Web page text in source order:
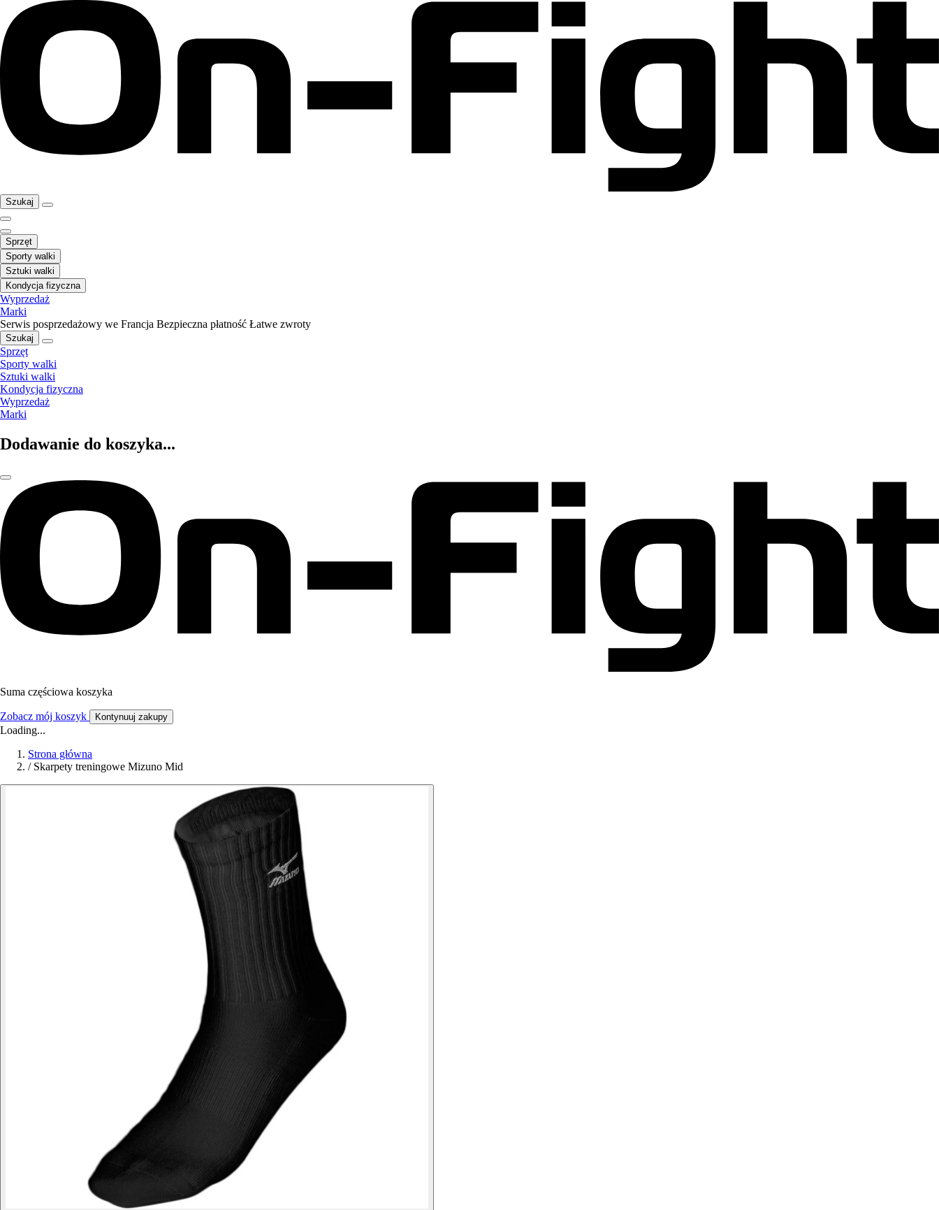
Szukaj
Sprzęt
Sporty walki
Sztuki walki
Kondycja fizyczna
Wyprzedaż
Marki
Serwis posprzedażowy we Francja Bezpieczna płatność Łatwe zwroty
Szukaj
Sprzęt
Sporty walki
Sztuki walki
Kondycja fizyczna
Wyprzedaż
Marki
Dodawanie do koszyka...
Suma częściowa koszyka
Zobacz mój koszyk Kontynuuj zakupy
Loading...
Strona główna
/ Skarpety treningowe Mizuno Mid